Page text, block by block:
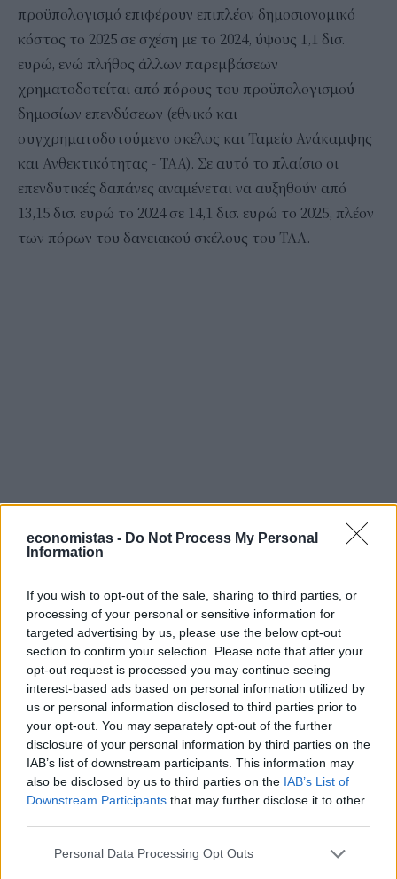
economistas - Do Not Process My Personal
Information
If you wish to opt-out of the sale, sharing to third parties, or
processing of your personal or sensitive information for
targeted advertising by us, please use the below opt-out
section to confirm your selection. Please note that after your
opt-out request is processed you may continue seeing
interest-based ads based on personal information utilized by
us or personal information disclosed to third parties prior to
your opt-out. You may separately opt-out of the further
disclosure of your personal information by third parties on the
IAB’s list of downstream participants. This information may
also be disclosed by us to third parties on the IAB’s List of
Downstream Participants that may further disclose it to other
Personal Data Processing Opt Outs
προϋπολογισμό επιφέρουν επιπλέον δημοσιονομικό
κόστος το 2025 σε σχέση με το 2024, ύψους 1,1 δισ.
ευρώ, ενώ πλήθος άλλων παρεμβάσεων
χρηματοδοτείται από πόρους του προϋπολογισμού
δημοσίων επενδύσεων (εθνικό και
συγχρηματοδοτούμενο σκέλος και Ταμείο Ανάκαμψης
και Ανθεκτικότητας - ΤΑΑ). Σε αυτό το πλαίσιο οι
επενδυτικές δαπάνες αναμένεται να αυξηθούν από
13,15 δισ. ευρώ το 2024 σε 14,1 δισ. ευρώ το 2025, πλέον
των πόρων του δανειακού σκέλους του ΤΑΑ.
Τα ανωτέρω θετικά αποτελέσματα για την ελληνική
οικονομία επιτυγχάνονται στη βάση της
δημοσιονομικής σύνεσης. Παράλληλα, ενισχύεται το